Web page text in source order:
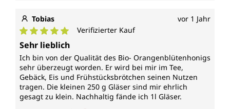
Tobias vor 1 Jahr
Durchschnittliche Bewertung von 5 von 5 Sternen
Verifizierter Kauf
Sehr lieblich
Ich bin von der Qualität des Bio- Orangenblütenhonigs
sehr überzeugt worden. Er wird bei mir im Tee,
Gebäck, Eis und Frühstücksbrötchen seinen Nutzen
tragen. Die kleinen 250 g Gläser sind mir ehrlich
gesagt zu klein. Nachhaltig fände ich 1l Gläser.